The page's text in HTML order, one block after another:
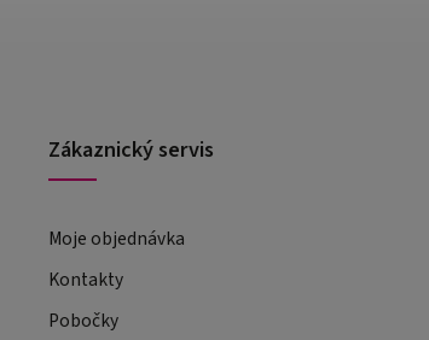
Zákaznický servis
Moje objednávka
Kontakty
Pobočky